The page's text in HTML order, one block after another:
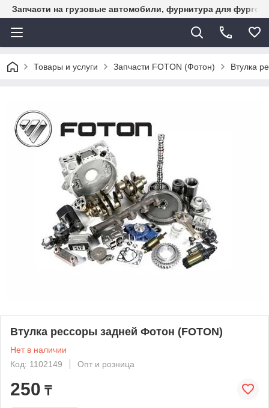
Запчасти на грузовые автомобили, фурнитура для
Товары и услуги Запчасти FOTON (Фотон) Втулка
Втулка рессоры задней Фотон (FOTON)
Нет в наличии
Код: 1102149
Опт и розница
250 ₸